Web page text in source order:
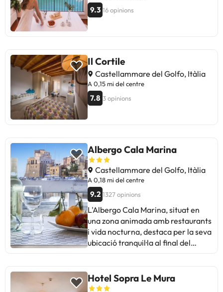
9.3 16 opinions
Il Cortile
Castellammare del Golfo, Itàlia
A 0,15 mi del centre
7.8 3 opinions
Albergo Cala Marina
Castellammare del Golfo, Itàlia
A 0,18 mi del centre
9.2 1327 opinions
L'Albergo Cala Marina, situat en
una zona animada amb restaurants
i vida nocturna, destaca per la seva
ubicació tranquil·la al final del
familiars, l'esmorzar bufet complet
amb vistes al port i la amabilitat del
Hotel Sopra Le Mura